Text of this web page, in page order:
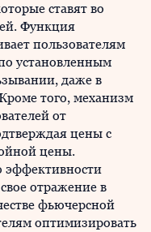
ставят во
Функция
пользователям
установленным
даже в
того, механизм
от
цены с
цены.
отражение в
фьючерсной
оптимизировать